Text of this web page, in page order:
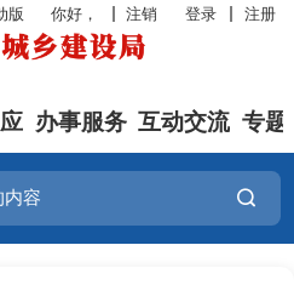
版 你好， 注销 登录 注册
办事服务 互动交流 专题